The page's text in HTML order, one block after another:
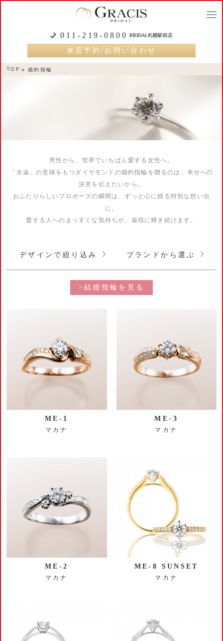
011-219-0800 BRIDAL札幌駅前店
来店予約/お問い合わせ
TOP 婚約指輪
男性から、世界でいちばん愛する女性へ。
「永遠」の意味をもつダイヤモンドの婚約指輪を贈るのは、幸せへの
決意を伝えたいから。
おふたりらしいプロポーズの瞬間は、ずっと心に残る特別な想い出
に。
愛する人へのまっすぐな気持ちが、薬指に輝き続けます。
デザインで絞り込み ブランドから選ぶ
>結婚指輪を見る
ME-1
マカナ
ME-3
マカナ
ME-2
マカナ
ME-8 SUNSET
マカナ